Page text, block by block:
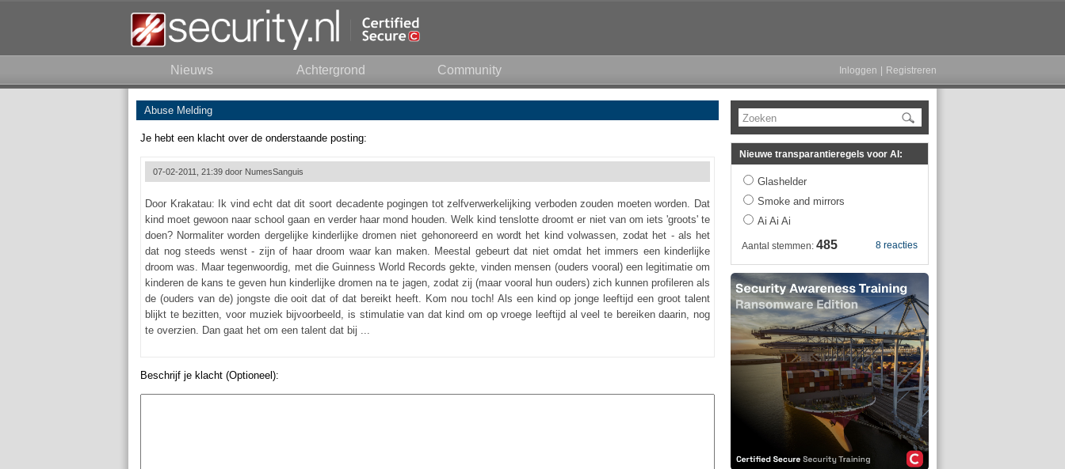
Nieuws Achtergrond Community Inloggen Registreren
Abuse Melding
Je hebt een klacht over de onderstaande posting:
07-02-2011, 21:39 door NumesSanguis
Door Krakatau: Ik vind echt dat dit soort decadente pogingen tot zelfverwerkelijking verboden zouden moeten worden. Dat
kind moet gewoon naar school gaan en verder haar mond houden. Welk kind tenslotte droomt er niet van om iets 'groots' te
doen? Normaliter worden dergelijke kinderlijke dromen niet gehonoreerd en wordt het kind volwassen, zodat het - als het
dat nog steeds wenst - zijn of haar droom waar kan maken. Meestal gebeurt dat niet omdat het immers een kinderlijke
droom was. Maar tegenwoordig, met die Guinness World Records gekte, vinden mensen (ouders vooral) een legitimatie om
kinderen de kans te geven hun kinderlijke dromen na te jagen, zodat zij (maar vooral hun ouders) zich kunnen profileren als
de (ouders van de) jongste die ooit dat of dat bereikt heeft. Kom nou toch! Als een kind op jonge leeftijd een groot talent
blijkt te bezitten, voor muziek bijvoorbeeld, is stimulatie van dat kind om op vroege leeftijd al veel te bereiken daarin, nog
te overzien. Dan gaat het om een talent dat bij ...
Beschrijf je klacht (Optioneel):
Zoeken
Nieuwe transparantieregels voor AI:
Glashelder
Smoke and mirrors
Ai Ai Ai
8 reacties
Aantal stemmen: 485